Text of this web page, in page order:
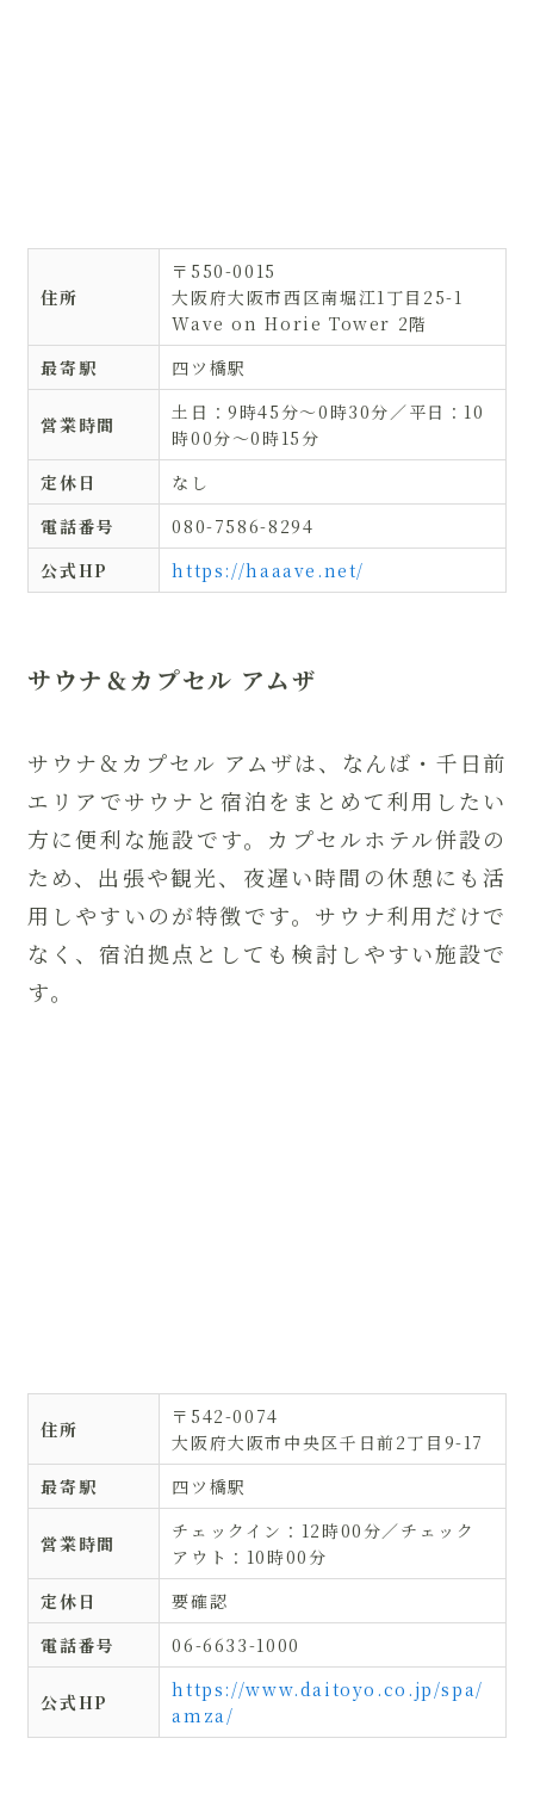
住所
〒550-0015
大阪府大阪市西区南堀江1丁目25-1
Wave on Horie Tower 2階
最寄駅
四ツ橋駅
営業時間
土日：9時45分〜0時30分／平日：10
時00分〜0時15分
定休日
なし
電話番号
080-7586-8294
公式HP
https://haaave.net/
サウナ＆カプセル アムザ
サウナ＆カプセル アムザは、なんば・千日前
エリアでサウナと宿泊をまとめて利用したい
方に便利な施設です。カプセルホテル併設の
ため、出張や観光、夜遅い時間の休憩にも活
用しやすいのが特徴です。サウナ利用だけで
なく、宿泊拠点としても検討しやすい施設で
す。
住所
〒542-0074
大阪府大阪市中央区千日前2丁目9-17
最寄駅
四ツ橋駅
営業時間
チェックイン：12時00分／チェック
アウト：10時00分
定休日
要確認
電話番号
06-6633-1000
公式HP
https://www.daitoyo.co.jp/spa/
amza/